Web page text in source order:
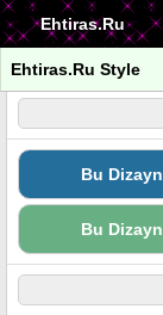
Ehtiras.Ru
Ehtiras.Ru Style
Bu
Bu